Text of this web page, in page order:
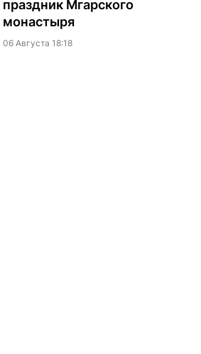
праздник Мгарского
монастыря
06 Августа 18:18